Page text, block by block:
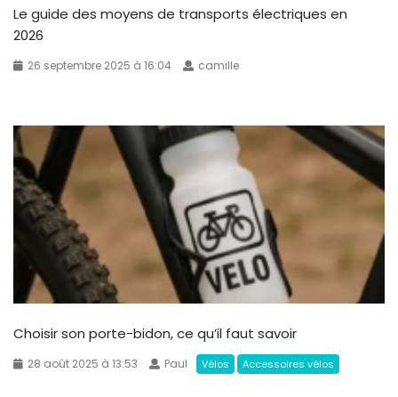
Le guide des moyens de transports électriques en
2026
26 septembre 2025 à 16:04 camille
Choisir son porte-bidon, ce qu’il faut savoir
28 août 2025 à 13:53 Paul Vélos Accessoires vélos